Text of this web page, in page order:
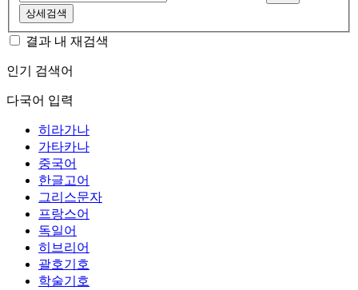
상세검색
결과 내 재검색
인기 검색어
다국어 입력
히라가나
가타카나
중국어
한글고어
그리스문자
프랑스어
독일어
히브리어
괄호기호
학술기호